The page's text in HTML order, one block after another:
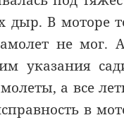
дыр. В моторе
не мог.
указания
а все
в